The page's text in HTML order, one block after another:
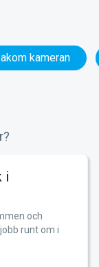
kameran
i
och
runt om i